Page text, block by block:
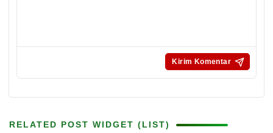
RELATED POST WIDGET (LIST)